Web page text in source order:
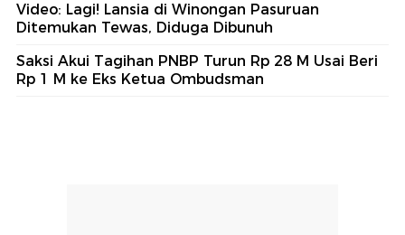
Video: Lagi! Lansia di Winongan Pasuruan
Ditemukan Tewas, Diduga Dibunuh
Saksi Akui Tagihan PNBP Turun Rp 28 M Usai Beri
Rp 1 M ke Eks Ketua Ombudsman